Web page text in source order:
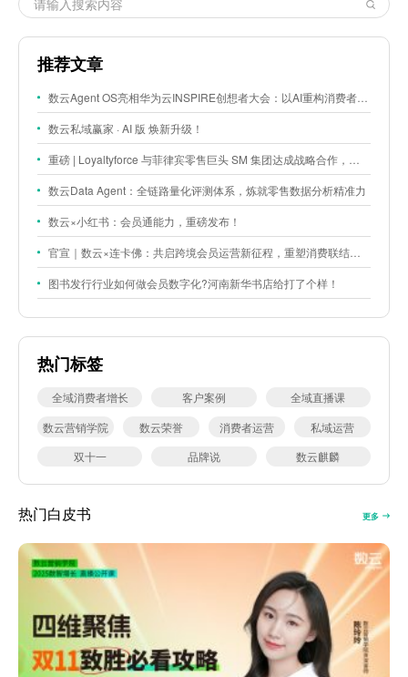
推荐文章
数云Agent OS亮相华为云INSPIRE创想者大会：以AI重构消费者运营与零售营销新范式
数云私域赢家 · AI 版 焕新升级！
重磅 | Loyaltyforce 与菲律宾零售巨头 SM 集团达成战略合作，携手开启 SMAC 会员数智化运营新征程
数云Data Agent：全链路量化评测体系，炼就零售数据分析精准力
数云×小红书：会员通能力，重磅发布！
官宣｜数云×连卡佛：共启跨境会员运营新征程，重塑消费联结新体验
图书发行行业如何做会员数字化?河南新华书店给打了个样！
热门标签
全域消费者增长 客户案例
全域直播课
数云营销学院
数云荣誉 消费者运营
私域运营
双十一
品牌说 数云麒麟
热门白皮书 更多